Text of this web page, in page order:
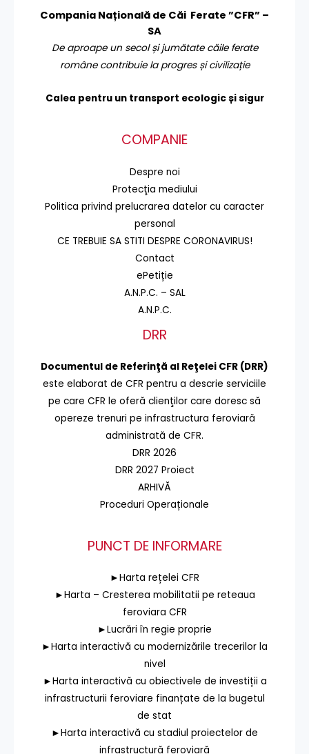
Compania Națională de Căi Ferate ”CFR” –
SA
De aproape un secol și jumătate căile ferate
române contribuie la progres și civilizație
Calea pentru un transport ecologic și sigur
COMPANIE
Despre noi
Protecţia mediului
Politica privind prelucrarea datelor cu caracter
personal
CE TREBUIE SA STITI DESPRE CORONAVIRUS!
Contact
ePetiție
A.N.P.C. – SAL
A.N.P.C.
DRR
Documentul de Referinţă al Reţelei CFR (DRR)
este elaborat de CFR pentru a descrie serviciile
pe care CFR le oferă clienţilor care doresc să
opereze trenuri pe infrastructura feroviară
administrată de CFR.
DRR 2026
DRR 2027 Proiect
ARHIVĂ
Proceduri Operaționale
PUNCT DE INFORMARE
►Harta rețelei CFR
►Harta – Cresterea mobilitatii pe reteaua
feroviara CFR
►Lucrări în regie proprie
►Harta interactivă cu modernizările trecerilor la
nivel
►Harta interactivă cu obiectivele de investiții a
infrastructurii feroviare finanțate de la bugetul
de stat
►Harta interactivă cu stadiul proiectelor de
infrastructură feroviară